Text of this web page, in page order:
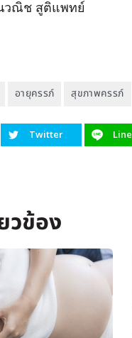
วณิช สูติแพทย์
อายุครรภ์ สุขภาพครรภ์
Twitter Line